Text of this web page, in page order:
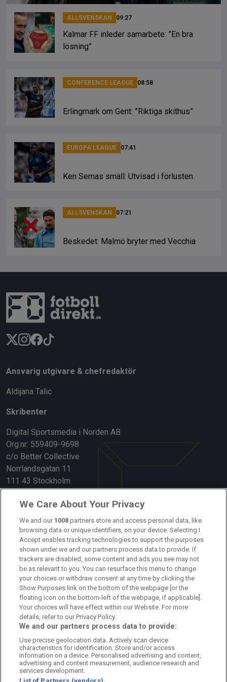
ALLSVENSKAN 09:27
Kalmar FF inleder samarbete: ”En bra
lösning”
CONFERENCE LEAGUE 08:58
Erlingmark om Gent: ”Riktiga skithus”
EUROPA LEAGUE 07:41
Ken Semas smäll: Utvisad i förlusten
ALLSVENSKAN 07:21
Beskedet: Malmö bryter med Vecchia
Ansvarig utgivare & chefredaktör
Aldijana Talic
Skribenter
Digital Sportsmedia i Norden AB
Org.nr: 559409-9698
c/o Better Collective
Norrlandsgatan 11
111 43 Stockholm
Länkar
Om oss
Kontakta oss
Kundtjänst
Sponsor: Rekatochklart
Annonsera på Fotbolldirekt
Redaktionell policy
Personuppgiftspolicy
Cookiepolicy
We Care About Your Privacy
We and our 1008 partners store and access personal data, like
browsing data or unique identifiers, on your device. Selecting I
Accept enables tracking technologies to support the purposes
shown under we and our partners process data to provide. If
trackers are disabled, some content and ads you see may not
be as relevant to you. You can resurface this menu to change
your choices or withdraw consent at any time by clicking the
Show Purposes link on the bottom of the webpage [or the
floating icon on the bottom-left of the webpage, if applicable].
Your choices will have effect within our Website. For more
details, refer to our Privacy Policy.
We and our partners process data to provide:
Use precise geolocation data. Actively scan device
characteristics for identification. Store and/or access
information on a device. Personalised advertising and content,
advertising and content measurement, audience research and
services development.